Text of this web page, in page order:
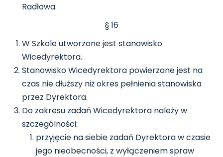
Radłowa.
§ 16
W Szkole utworzone jest stanowisko
Wicedyrektora.
Stanowisko Wicedyrektora powierzane jest na
czas nie dłuższy niż okres pełnienia stanowiska
przez Dyrektora.
Do zakresu zadań Wicedyrektora należy w
szczególności:
przyjęcie na siebie zadań Dyrektora w czasie
jego nieobecności, z wyłączeniem spraw